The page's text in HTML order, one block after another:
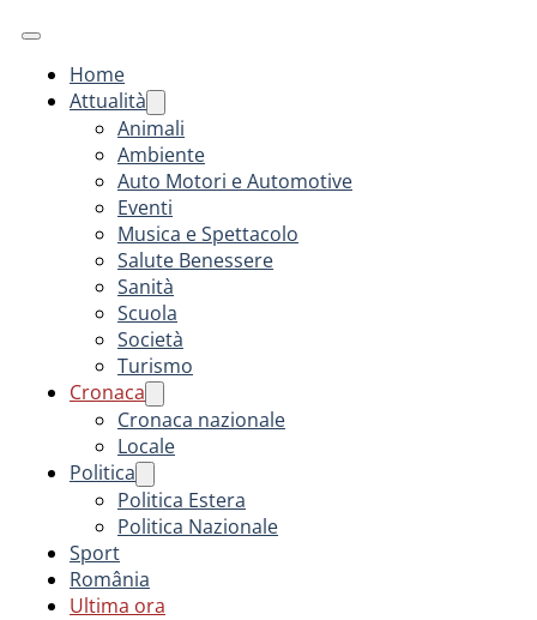
Home
Attualità
Animali
Ambiente
Auto Motori e Automotive
Eventi
Musica e Spettacolo
Salute Benessere
Sanità
Scuola
Società
Turismo
Cronaca
Cronaca nazionale
Locale
Politica
Politica Estera
Politica Nazionale
Sport
România
Ultima ora